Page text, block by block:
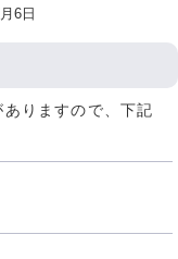
6日
りますので、下記